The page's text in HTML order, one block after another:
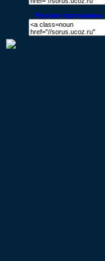
Русские программы